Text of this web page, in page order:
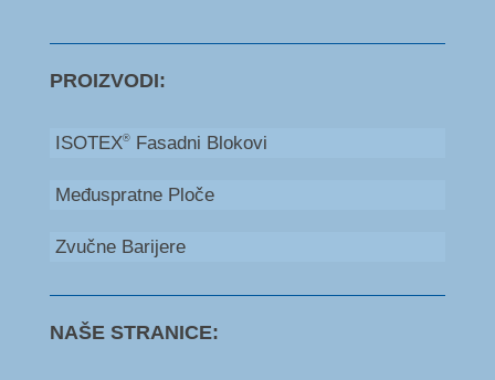
PROIZVODI:
ISOTEX®Fasadni Blokovi
Međuspratne Ploče
Zvučne Barijere
NAŠE STRANICE: